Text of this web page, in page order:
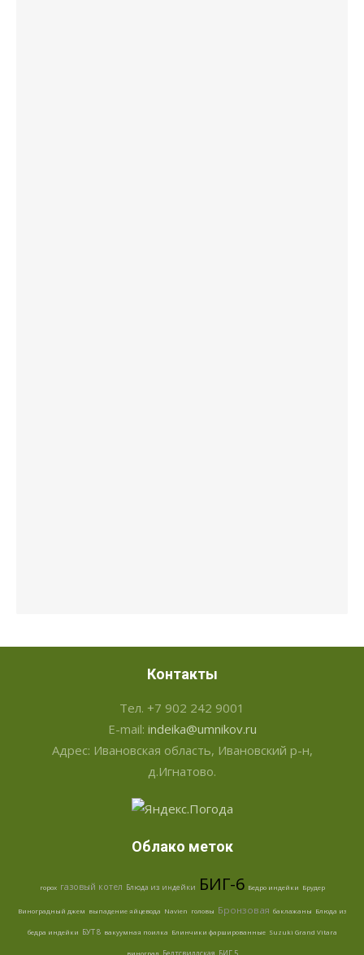
Контакты
Тел. +7 902 242 9001
E-mail: indeika@umnikov.ru
Адрес: Ивановская область, Ивановский р-н,
д.Игнатово.
Облако меток
горох газовый котел Блюда из индейки БИГ-6 Бедро индейки Брудер
Виноградный джем выпадение яйцевода Navien головы Бронзовая баклажаны Блюда из
бедра индейки БУТ 8 вакуумная поилка Блинчики фаршированные Suzuki Grand Vitara
виноград Белтсвиллская БИГ 5